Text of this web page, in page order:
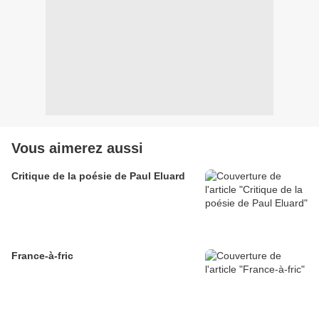
Vous aimerez aussi
Critique de la poésie de Paul Eluard
France-à-fric